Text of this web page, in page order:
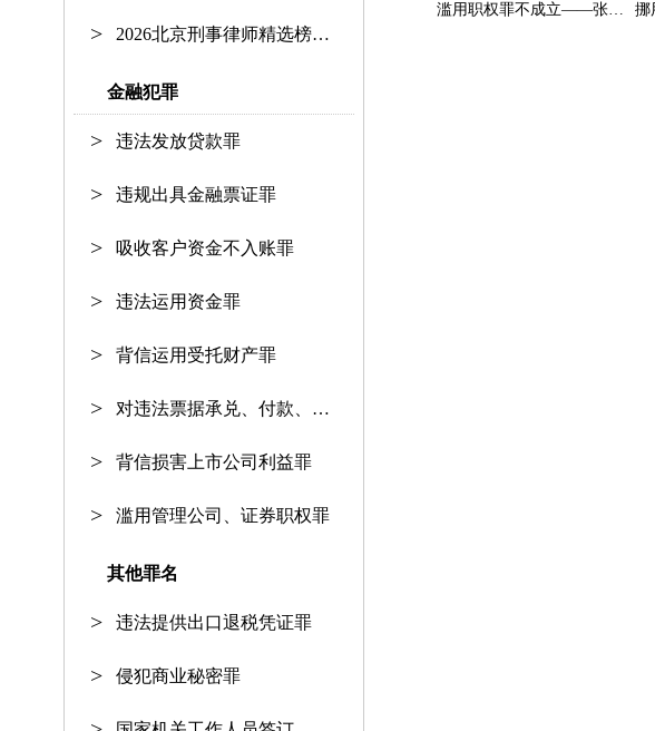
2026北京刑事律师精选榜单：资深护
金融犯罪
违法发放贷款罪
违规出具金融票证罪
吸收客户资金不入账罪
违法运用资金罪
背信运用受托财产罪
对违法票据承兑、付款、保证罪
背信损害上市公司利益罪
滥用管理公司、证券职权罪
其他罪名
违法提供出口退税凭证罪
侵犯商业秘密罪
滥用职权罪不成立——张立文律师办理的安徽高院某官员职务犯罪案